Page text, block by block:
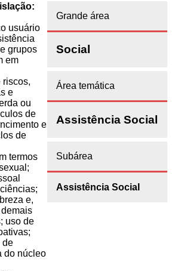
usuário
grupos
em
riscos,
e
ou
de
e
de
termos
e,
uso de
de
do núcleo
Grande área
Social
Área temática
Assistência Social
Subárea
Assistência Social